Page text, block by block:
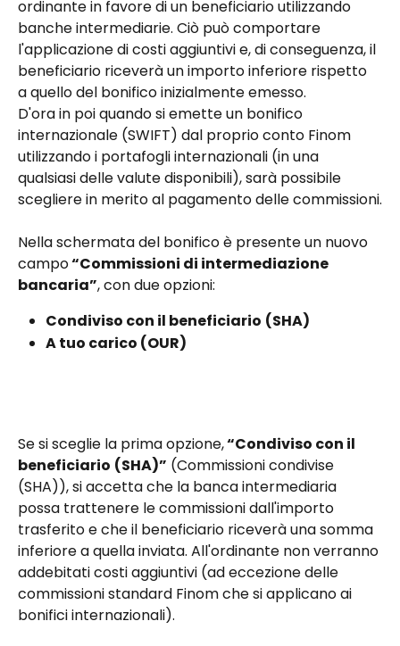
ordinante in favore di un beneficiario utilizzando
banche intermediarie. Ciò può comportare
l'applicazione di costi aggiuntivi e, di conseguenza, il
beneficiario riceverà un importo inferiore rispetto
a quello del bonifico inizialmente emesso.
D'ora in poi quando si emette un bonifico
internazionale (SWIFT) dal proprio conto Finom
utilizzando i portafogli internazionali (in una
qualsiasi delle valute disponibili), sarà possibile
scegliere in merito al pagamento delle commissioni.
Nella schermata del bonifico è presente un nuovo
campo “Commissioni di intermediazione
bancaria”, con due opzioni:
Condiviso con il beneficiario (SHA)
A tuo carico (OUR)
Se si sceglie la prima opzione, “Condiviso con il
beneficiario (SHA)” (Commissioni condivise
(SHA)), si accetta che la banca intermediaria
possa trattenere le commissioni dall'importo
trasferito e che il beneficiario riceverà una somma
inferiore a quella inviata. All'ordinante non verranno
addebitati costi aggiuntivi (ad eccezione delle
commissioni standard Finom che si applicano ai
bonifici internazionali).